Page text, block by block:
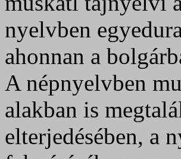
nyelvben
ahonnan a
A népnyelvben
alakban is
elterjedésében, a